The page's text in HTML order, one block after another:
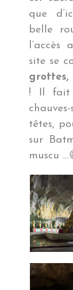
que
belle
site se
grottes,
! Il fait
têtes,
sur
muscu